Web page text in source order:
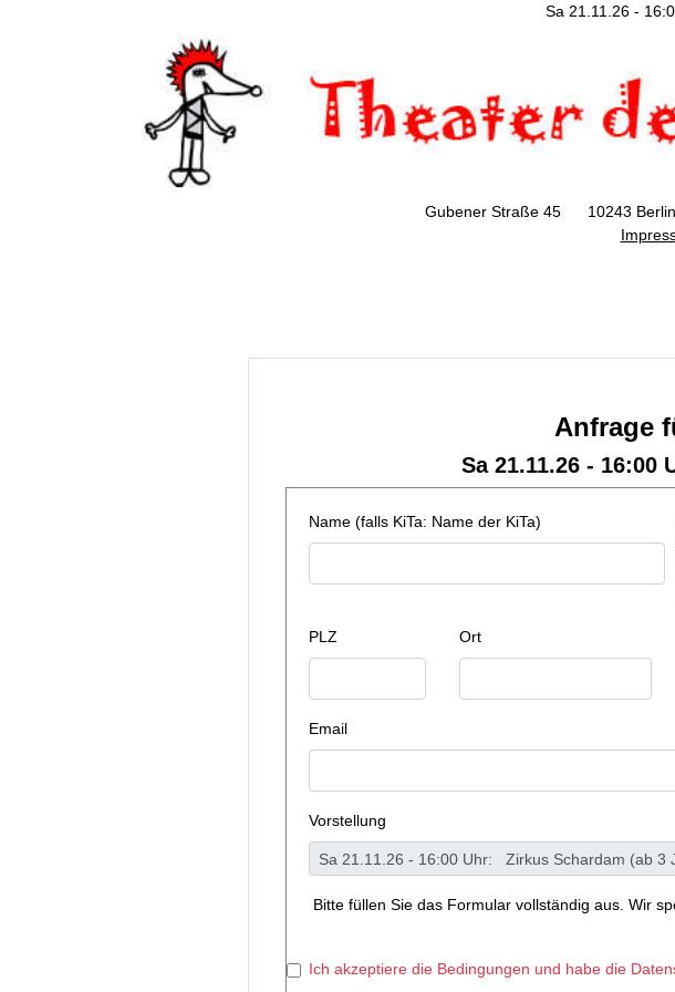
Sa 21.11.26 -
Gubener Straße 45 10243
Anfrage
Sa 21.11.26 - 16:00
Name (falls KiTa: Name der KiTa)
PLZ Ort
Email
Vorstellung
Bitte füllen Sie das Formular vollständig aus. Wir
Ich akzeptiere die Bedingungen und habe die